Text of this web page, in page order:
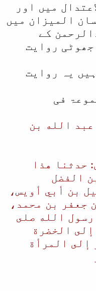
میں اور
المیزان میں
کے
روایت
یہ روایت
فی
الله بن
حدثنا هذا
الفضل
بن أبي أويس،
جعفر بن محمد،
الله صلى
الخضرة
إلى المرأة